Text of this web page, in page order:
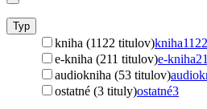
Typ
kniha (1122 titulov)kniha1122
e-kniha (211 titulov)e-kniha
audiokniha (53 titulov)
ostatné (3 tituly)ostatné3